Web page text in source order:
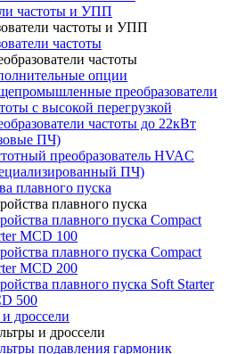
частоты и УПП
частоты и УПП
частоты
частоты
опции
преобразователи
с высокой перегрузкой
частоты до 22кВт
ПЧ)
преобразователь HVAC
ПЧ)
плавного пуска
плавного пуска
плавного пуска Compact
MCD 100
плавного пуска Compact
MCD 200
плавного пуска Soft Starter
500
дроссели
и дроссели
подавления гармоник